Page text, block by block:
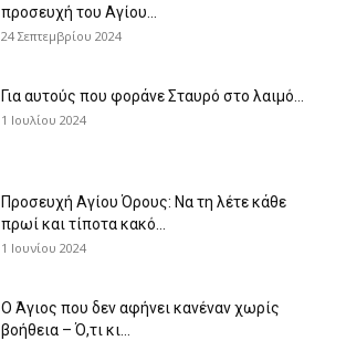
προσευχή του Αγίου...
24 Σεπτεμβρίου 2024
Για αυτούς που φοράνε Σταυρό στο λαιμό…
1 Ιουλίου 2024
Προσευχή Αγίου Όρους: Να τη λέτε κάθε
πρωί και τίποτα κακό...
1 Ιουνίου 2024
Ο Άγιος που δεν αφήνει κανέναν χωρίς
βοήθεια – Ό,τι κι...